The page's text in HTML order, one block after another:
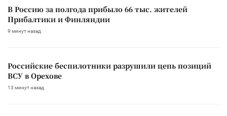
В Россию за полгода прибыло 66 тыс. жителей
Прибалтики и Финляндии
9 минут назад
Российские беспилотники разрушили цепь позиций
ВСУ в Орехове
13 минут назад